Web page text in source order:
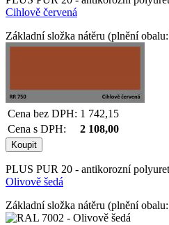
Cihlově červená
Základní složka nátěru (plnění
Cena bez DPH: 1 742,15
Cena s DPH:
2 108,00
PLUS PUR 20 - antikorozní
Olivově šedá
Základní složka nátěru (plnění